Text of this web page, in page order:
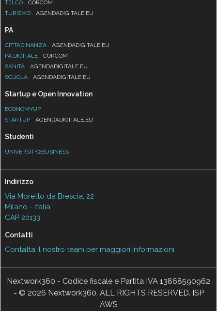
TELCO
CORCOM
TURISMO
AGENDADIGITALE.EU
PA
CITTADINANZA
AGENDADIGITALE.EU
PA DIGITALE
CORCOM
SANITÀ
AGENDADIGITALE.EU
SCUOLA
AGENDADIGITALE.EU
Startup e Open Innovation
ECONOMYUP
STARTUP
AGENDADIGITALE.EU
Studenti
UNIVERSITY2BUSINESS
Indirizzo
Via Moretto da Brescia, 22
Milano - Italia
CAP 20133
Contatti
Contatta il nostro team per maggiori informazioni
Nextwork360 - Codice fiscale e Partita IVA 13868590962
- © 2026 Nextwork360. ALL RIGHTS RESERVED. ISP
AWS